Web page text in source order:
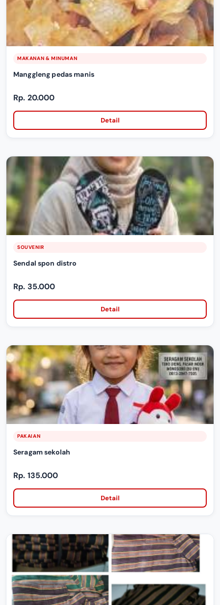
MAKANAN & MINUMAN
Manggleng pedas manis
Rp. 20.000
Detail
SOUVENIR
Sendal spon distro
Rp. 35.000
Detail
PAKAIAN
Seragam sekolah
Rp. 135.000
Detail